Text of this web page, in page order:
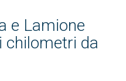
e Lamione
chilometri da